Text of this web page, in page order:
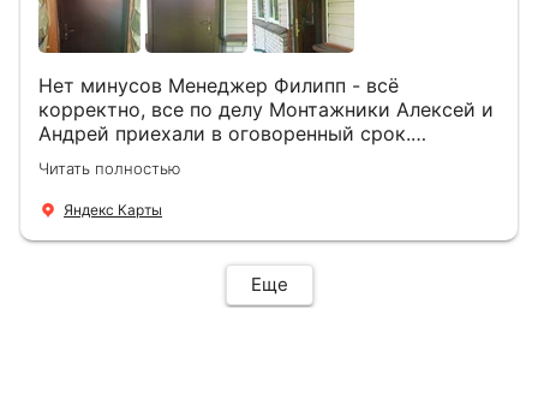
Нет минусов Менеджер Филипп - всё
корректно, все по делу Монтажники Алексей и
Андрей приехали в оговоренный срок.
Демонтировали старую дверь и установили
новую буквально за час Быстро и качественно
+ нормальные цены Всем большое спасибо
Читать полностью
Яндекс Карты
Еще